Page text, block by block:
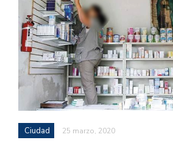
Ciudad 25 marzo, 2020